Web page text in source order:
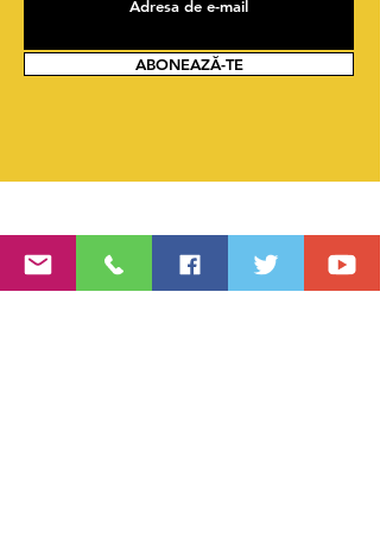
ABONEAZĂ-TE
Contact